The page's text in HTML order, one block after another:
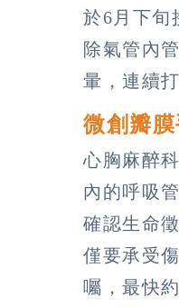
於6月下旬
除氣管內
暈，連續
微創瓣
心胸麻醉
內的呼吸
確認生命
僅要承受
囑，最快